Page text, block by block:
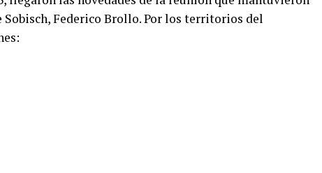
Sobisch, Federico Brollo. Por los territorios del